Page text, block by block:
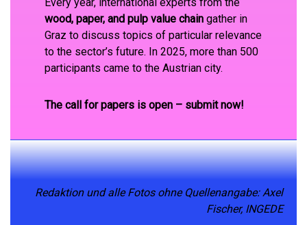
wood, paper, and pulp value chain gather in
Graz to discuss topics of particular relevance
to the sector’s future. In 2025, more than 500
participants came to the Austrian city.
The call for papers is open – submit now!
Redaktion und alle Fotos ohne Quellenangabe: Axel
Fischer, INGEDE